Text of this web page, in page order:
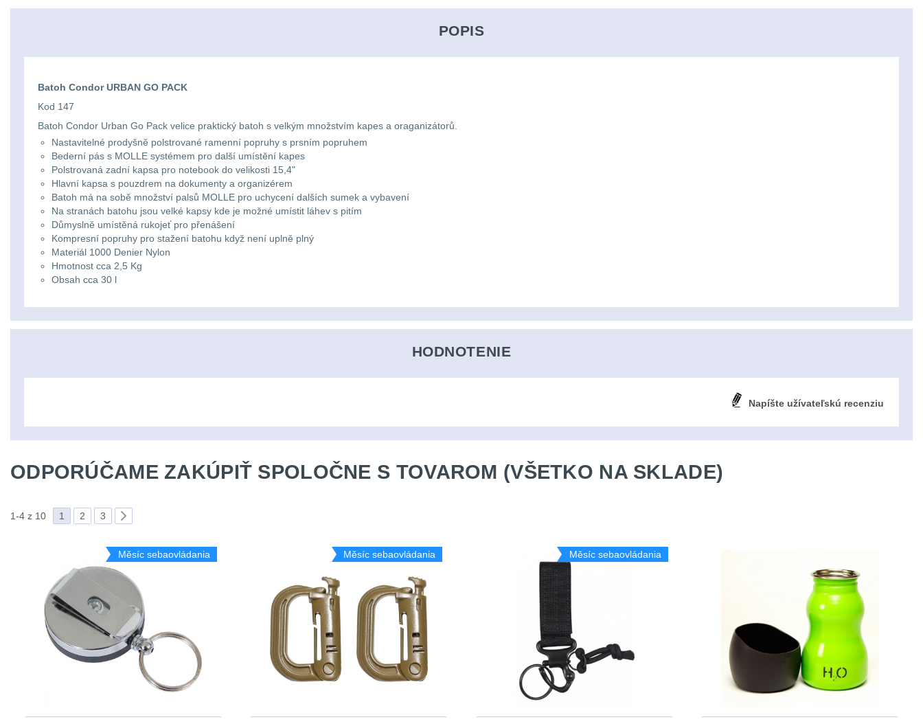
POPIS
Batoh Condor URBAN GO PACK
Kod 147
Batoh Condor Urban Go Pack velice praktický batoh s velkým množstvím kapes a oraganizátorů.
Nastavitelné prodyšně polstrované ramenní popruhy s prsním popruhem
Bederní pás s MOLLE systémem pro další umístění kapes
Polstrovaná zadní kapsa pro notebook do velikosti 15,4"
Hlavní kapsa s pouzdrem na dokumenty a organizérem
Batoh má na sobě množství palsů MOLLE pro uchycení dalších sumek a vybavení
Na stranách batohu jsou velké kapsy kde je možné umístit láhev s pitím
Důmyslně umístěná rukojeť pro přenášení
Kompresní popruhy pro stažení batohu když není uplně plný
Materiál 1000 Denier Nylon
Hmotnost cca 2,5 Kg
Obsah cca 30 l
HODNOTENIE
Napíšte užívateľskú recenziu
ODPORÚČAME ZAKÚPIŤ SPOLOČNE S TOVAROM (VŠETKO NA SKLADE)
1-4 z 10 1 2 3
Měsíc sebaovládania Měsíc sebaovládania Měsíc sebaovládania